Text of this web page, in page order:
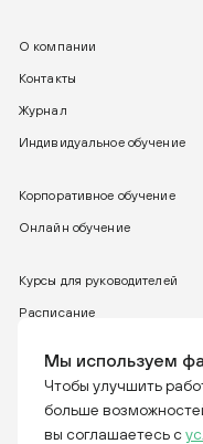
Мы используем
Чтобы улучшить
больше
вы соглашаетесь с
О компании
Контакты
Журнал
Индивидуальное обучение
Корпоративное обучение
Онлайн обучение
Курсы для руководителей
Расписание